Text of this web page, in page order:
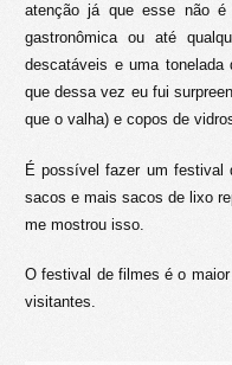
atenção já que esse não
gastronômica ou até
descatáveis e uma tonelada
que dessa vez eu fui
que o valha) e copos de
É possível fazer um festival
sacos e mais sacos de lixo
me mostrou isso.
O festival de filmes é o
visitantes.